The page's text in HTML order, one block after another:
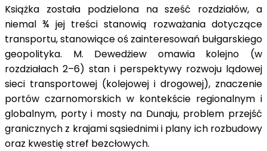
Książka została podzielona na sześć rozdziałów, a
niemal ¾ jej treści stanowią rozważania dotyczące
transportu, stanowiące oś zainteresowań bułgarskiego
geopolityka. M. Dewedżiew omawia kolejno (w
rozdziałach 2–6) stan i perspektywy rozwoju lądowej
sieci transportowej (kolejowej i drogowej), znaczenie
portów czarnomorskich w kontekście regionalnym i
globalnym, porty i mosty na Dunaju, problem przejść
granicznych z krajami sąsiednimi i plany ich rozbudowy
oraz kwestię stref bezcłowych.